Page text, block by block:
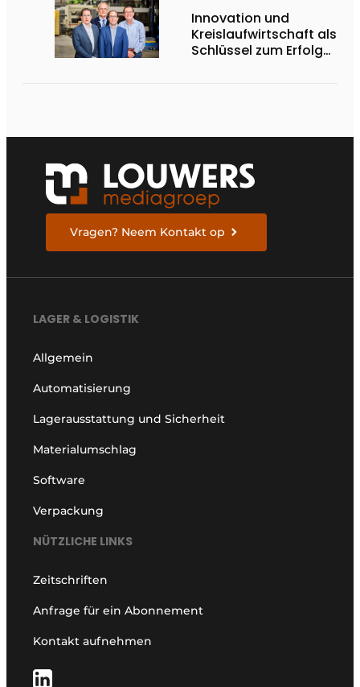
Innovation und
Kreislaufwirtschaft als
Schlüssel zum Erfolg
Vragen? Neem Kontakt op
LAGER & LOGISTIK
Allgemein
Automatisierung
Lagerausstattung und Sicherheit
Materialumschlag
Software
Verpackung
NÜTZLICHE LINKS
Zeitschriften
Anfrage für ein Abonnement
Kontakt aufnehmen